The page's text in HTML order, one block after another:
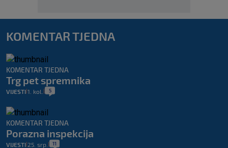
KOMENTAR TJEDNA
KOMENTAR TJEDNA
Trg pet spremnika
VIJESTI 1. kol. 5
KOMENTAR TJEDNA
Porazna inspekcija
VIJESTI 25. srp. 11